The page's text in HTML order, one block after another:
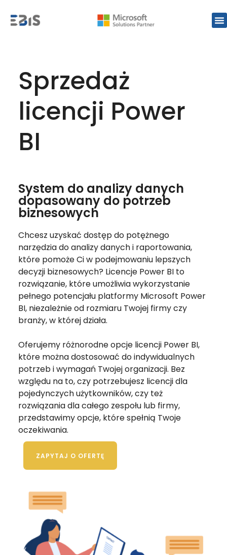
Sprzedaż
licencji Power
BI
System do analizy danych
dopasowany do potrzeb
biznesowych
Chcesz uzyskać dostęp do potężnego
narzędzia do analizy danych i raportowania,
które pomoże Ci w podejmowaniu lepszych
decyzji biznesowych? Licencje Power BI to
rozwiązanie, które umożliwia wykorzystanie
pełnego potencjału platformy Microsoft Power
BI, niezależnie od rozmiaru Twojej firmy czy
branży, w której działa.
Oferujemy różnorodne opcje licencji Power BI,
które można dostosować do indywidualnych
potrzeb i wymagań Twojej organizacji. Bez
względu na to, czy potrzebujesz licencji dla
pojedynczych użytkowników, czy też
rozwiązania dla całego zespołu lub firmy,
przedstawimy opcje, które spełnią Twoje
oczekiwania.
ZAPYTAJ O OFERTĘ